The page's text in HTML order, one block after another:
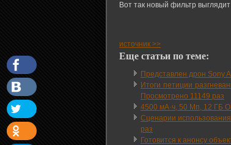
Вот так новый фильтр
источник >>
Еще статьи по теме:
Представлен дрон Sony
Итоги петиции
Просмотрено 11149 раз
4500 мА·ч, 50 Мп, 12 ГБ
Сценарии
раз
Готовится к анонсу